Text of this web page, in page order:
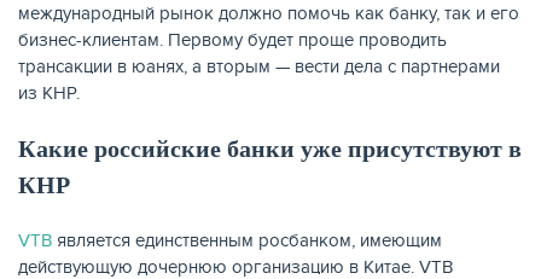
международный рынок должно помочь как банку, так и его
бизнес-клиентам. Первому будет проще проводить
трансакции в юанях, а вторым — вести дела с партнерами
из КНР.
Какие российские банки уже присутствуют в
КНР
VTB является единственным росбанком, имеющим
действующую дочернюю организацию в Китае. VTB